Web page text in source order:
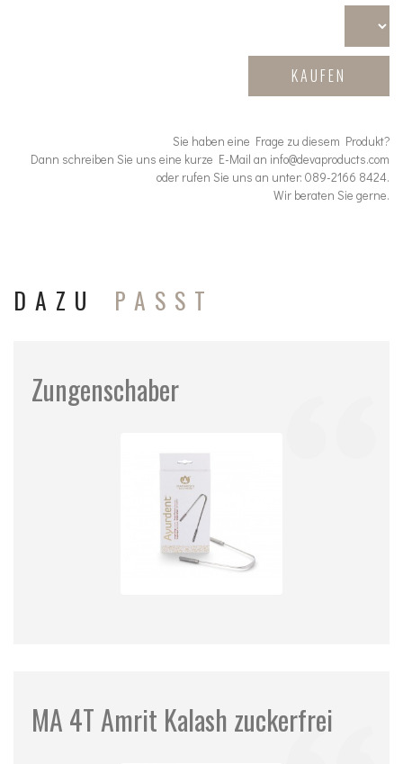
KAUFEN
Sie haben eine Frage zu diesem Produkt?
Dann schreiben Sie uns eine kurze E-Mail an info@devaproducts.com
oder rufen Sie uns an unter: 089-2166 8424.
Wir beraten Sie gerne.
DAZU PASST
Zungenschaber
MA 4T Amrit Kalash zuckerfrei